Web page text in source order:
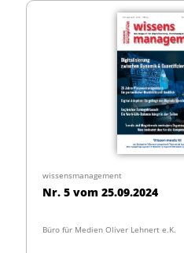
wissensmanagement
Nr. 5 vom 25.09.2024
Büro für Medien Oliver Lehnert e.K.